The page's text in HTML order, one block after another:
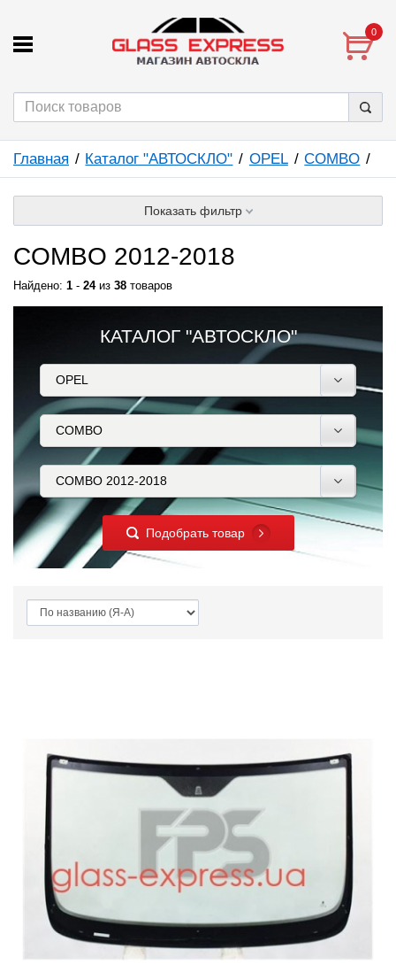
0
Главная Каталог "АВТОСКЛО" OPEL COMBO
Показать фильтр
COMBO 2012-2018
Найдено: 1 - 24из 38 товаров
КАТАЛОГ "АВТОСКЛО"
Подобрать товар